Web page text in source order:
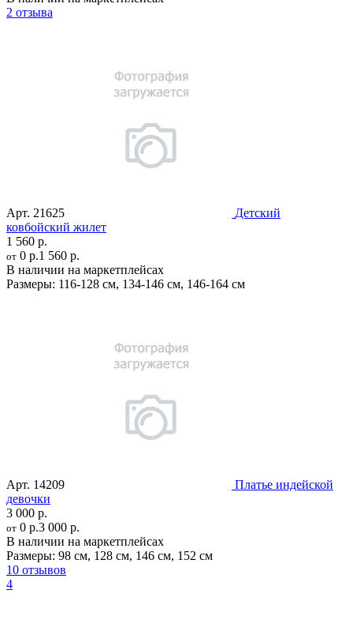
2 отзыва
Арт. 21625
Детский
ковбойский жилет
1 560 р.
от 0 р.1 560 р.
В наличии на маркетплейсах
Размеры: 116-128 см, 134-146 см, 146-164 см
Арт. 14209
Платье индейской
девочки
3 000 р.
от 0 р.3 000 р.
В наличии на маркетплейсах
Размеры: 98 см, 128 см, 146 см, 152 см
10 отзывов
4